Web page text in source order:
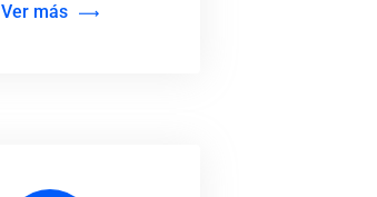
Ver más